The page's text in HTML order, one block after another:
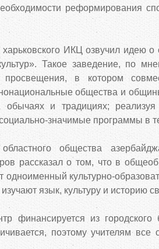
реформирования
харьковского ИКЦ озвучил идею о
Такое заведение, по
в котором
общества и
обычаях и традициях; реализуя
значимые программы в
общества
рассказал о том, что в
одноименный культурно-
язык, культуру и историю
финансируется из городского
поэтому учителям все